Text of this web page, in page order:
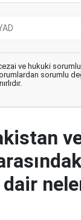
ve hukuki
sorumlu